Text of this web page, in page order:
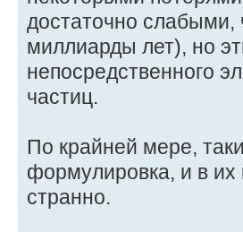
достаточно слабыми,
миллиарды лет), но
непосредственного
частиц.
По крайней мере,
формулировка, и в их
странно.